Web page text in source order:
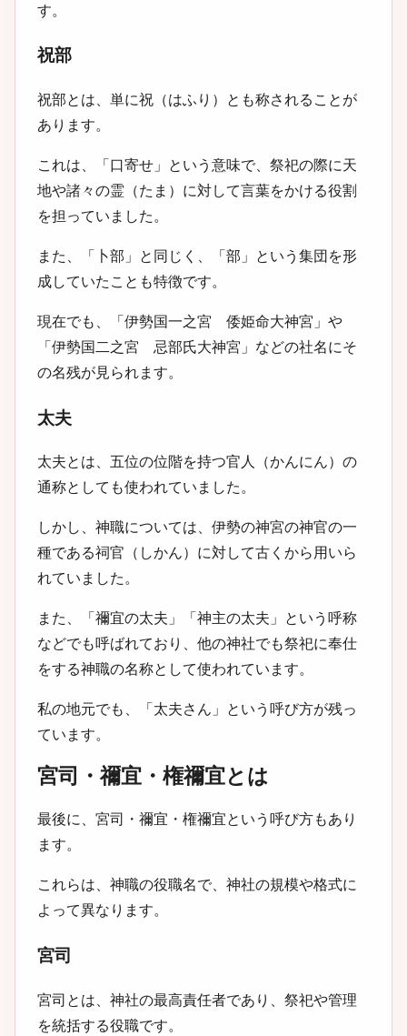
す。
祝部
祝部とは、単に祝（はふり）とも称されることが
あります。
これは、「口寄せ」という意味で、祭祀の際に天
地や諸々の霊（たま）に対して言葉をかける役割
を担っていました。
また、「卜部」と同じく、「部」という集団を形
成していたことも特徴です。
現在でも、「伊勢国一之宮 倭姫命大神宮」や
「伊勢国二之宮 忌部氏大神宮」などの社名にそ
の名残が見られます。
太夫
太夫とは、五位の位階を持つ官人（かんにん）の
通称としても使われていました。
しかし、神職については、伊勢の神宮の神官の一
種である祠官（しかん）に対して古くから用いら
れていました。
また、「禰宜の太夫」「神主の太夫」という呼称
などでも呼ばれており、他の神社でも祭祀に奉仕
をする神職の名称として使われています。
私の地元でも、「太夫さん」という呼び方が残っ
ています。
宮司・禰宜・権禰宜とは
最後に、宮司・禰宜・権禰宜という呼び方もあり
ます。
これらは、神職の役職名で、神社の規模や格式に
よって異なります。
宮司
宮司とは、神社の最高責任者であり、祭祀や管理
を統括する役職です。